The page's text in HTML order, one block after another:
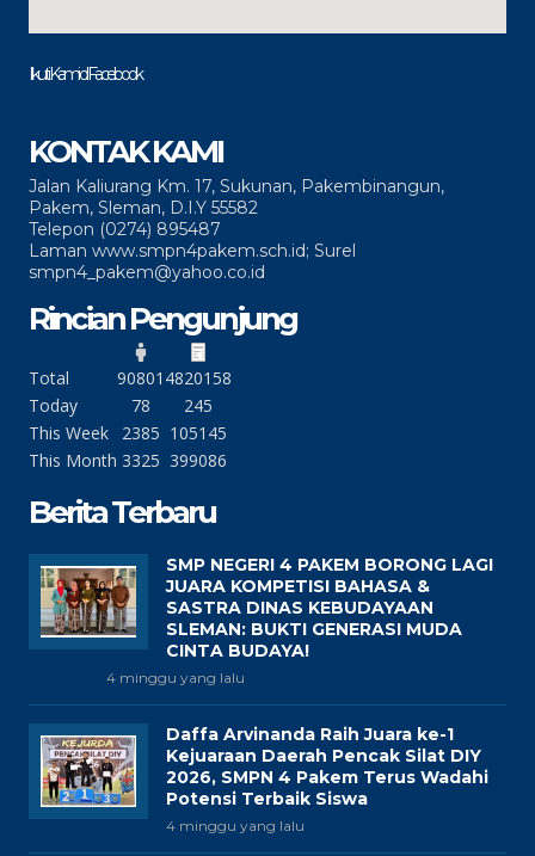
Ikuti Kami di Facebook
KONTAK KAMI
Jalan Kaliurang Km. 17, Sukunan, Pakembinangun,
Pakem, Sleman, D.I.Y 55582
Telepon (0274) 895487
Laman www.smpn4pakem.sch.id; Surel
smpn4_pakem@yahoo.co.id
Rincian Pengunjung
Total 90801 4820158
Today
78
245
This Week
2385 105145
This Month 3325 399086
Berita Terbaru
SMP NEGERI 4 PAKEM BORONG LAGI
JUARA KOMPETISI BAHASA &
SASTRA DINAS KEBUDAYAAN
SLEMAN: BUKTI GENERASI MUDA
CINTA BUDAYA!
4 minggu yang lalu
Daffa Arvinanda Raih Juara ke-1
Kejuaraan Daerah Pencak Silat DIY
2026, SMPN 4 Pakem Terus Wadahi
Potensi Terbaik Siswa
4 minggu yang lalu